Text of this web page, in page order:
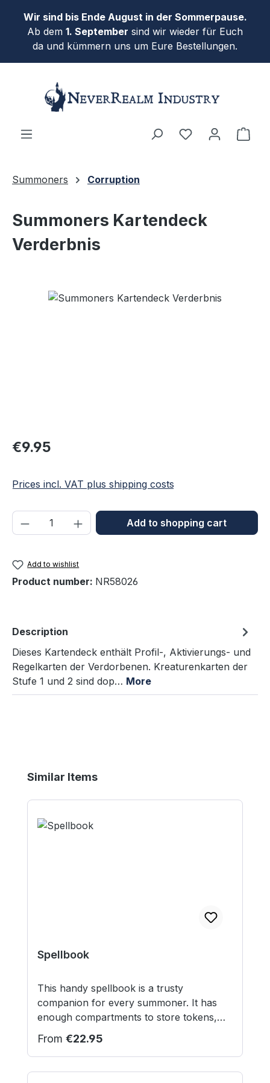
Skip to main content
Wir sind bis Ende August in der Sommerpause.
Ab dem 1. September sind wir wieder für Euch
da und kümmern uns um Eure Bestellungen.
Summoners Corruption
Summoners Kartendeck
Verderbnis
Skip image gallery
Regular price:
€9.95
Prices incl. VAT plus shipping costs
Product Quantity: Enter the desired
Add to shopping cart
Add to wishlist
Product number: NR58026
Description
Dieses Kartendeck enthält Profil-, Aktivierungs- und
Regelkarten der Verdorbenen. Kreaturenkarten der
Stufe 1 und 2 sind dop… More
Skip product gallery
Similar Items
Spellbook
This handy spellbook is a trusty
companion for every summoner. It has
enough compartments to store tokens,
dice, cards and everything else you need
for your games. It was also designed to
hold on of the official summoners
measuring tools. The book comes
Regular price:
From €22.95